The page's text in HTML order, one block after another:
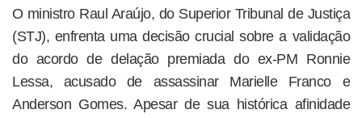
O ministro Raul Araújo, do Superior Tribunal de Justiça
(STJ), enfrenta uma decisão crucial sobre a validação
do acordo de delação premiada do ex-PM Ronnie
Lessa, acusado de assassinar Marielle Franco e
Anderson Gomes. Apesar de sua histórica afinidade